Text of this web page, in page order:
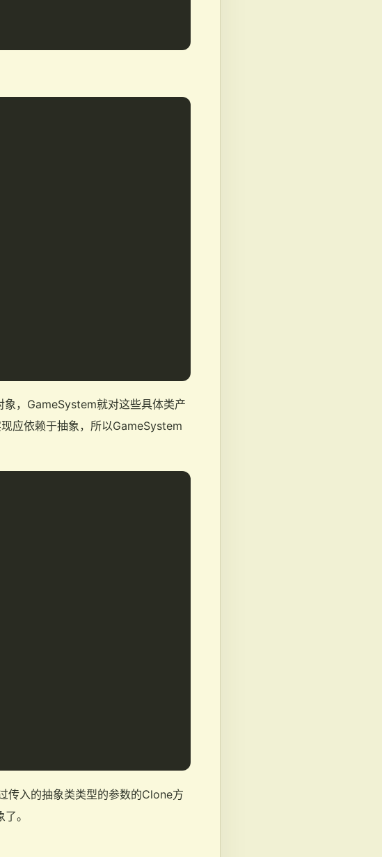
，GameSystem就对这些具体类产
应依赖于抽象，所以GameSystem
传入的抽象类类型的参数的Clone方
。